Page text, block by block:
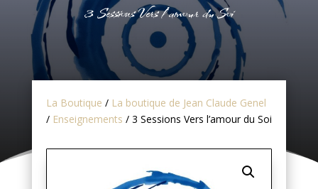
3 Sessions Vers l’amour du Soi
La Boutique / La boutique de Jean Claude Genel
/ Enseignements / 3 Sessions Vers l’amour du Soi